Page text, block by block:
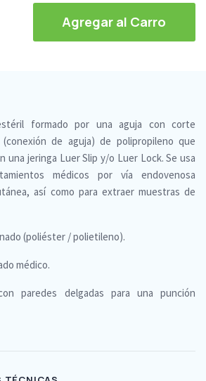
Agregar al Carro
formado por una aguja con corte
de aguja) de polipropileno que
una jeringa Luer Slip y/o Luer Lock. Se usa
médicos por vía endovenosa
así como para extraer muestras de
(poliéster / polietileno).
médico.
paredes delgadas para una punción